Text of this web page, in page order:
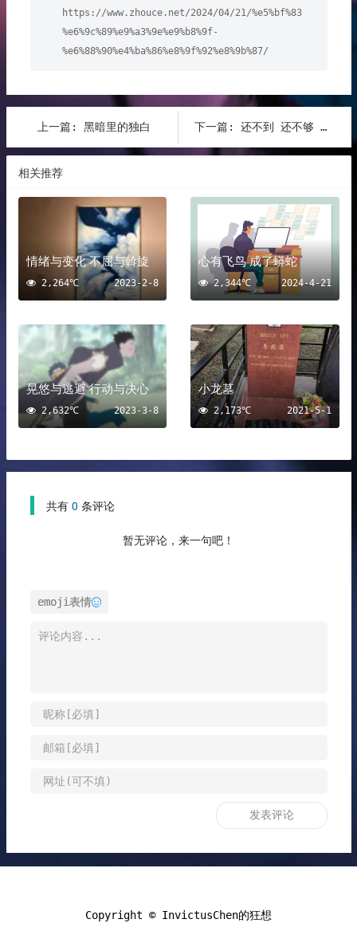
https://www.zhouce.net/2024/04/21/%e5%bf%83
%e6%9c%89%e9%a3%9e%e9%b8%9f-
%e6%88%90%e4%ba%86%e8%9f%92%e8%9b%87/
上一篇: 黑暗里的独白 下一篇: 还不到 还不够 告诉自己要看得更远
相关推荐
情绪与变化 不屈与斡旋
2023-2-8
2,264℃
心有飞鸟 成了蟒蛇
2024-4-21
2,344℃
晃悠与逃避 行动与决心
2023-3-8
2,632℃
小龙墓
2021-5-1
2,173℃
共有 0 条评论
暂无评论，来一句吧！
emoji表情
Copyright © InvictusChen的狂想